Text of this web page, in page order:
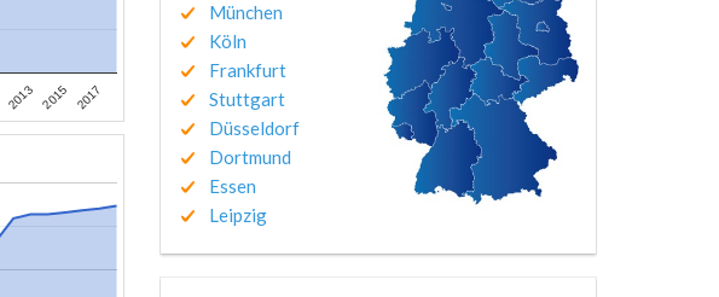
2013 2015 2017
München
Köln
Frankfurt
Stuttgart
Düsseldorf
Dortmund
Essen
Leipzig